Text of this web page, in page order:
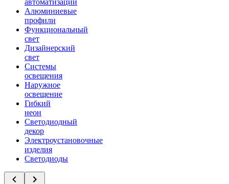
автоматизации
Алюминиевые
профили
Функциональный
свет
Дизайнерский
свет
Системы
освещения
Наружное
освещение
Гибкий
неон
Светодиодный
декор
Электроустановочные
изделия
Светодиоды